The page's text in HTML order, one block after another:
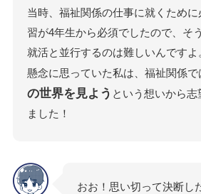
当時、福祉関係の仕事に就くために
習が4年生から必須でしたので、そ
就活と並行するのは難しいんですよ
懸念に思っていた私は、福祉関係で
の世界を見よう という想いから志
ました！
おお！思い切って決断し